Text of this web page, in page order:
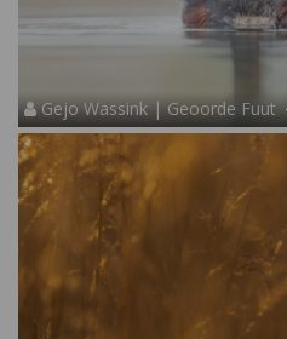
Gejo Wassink | Geoorde Fuut